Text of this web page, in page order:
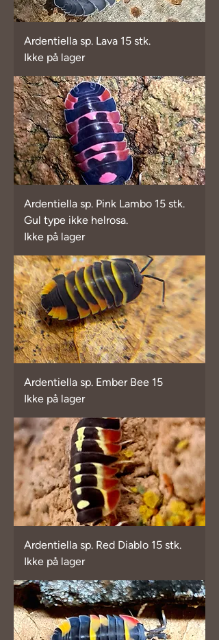
Ardentiella sp. Lava 15 stk.
Ikke på lager
Ardentiella sp. Pink Lambo 15 stk.
Gul type ikke helrosa.
Ikke på lager
Ardentiella sp. Ember Bee 15
Ikke på lager
Ardentiella sp. Red Diablo 15 stk.
Ikke på lager